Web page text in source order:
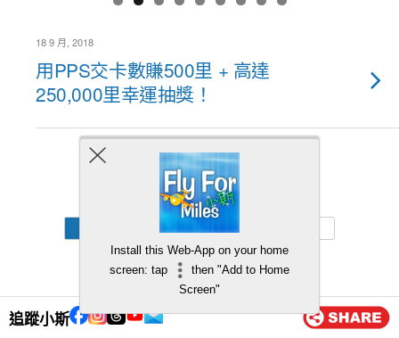
追蹤小斯
18 9 月, 2018
用PPS交卡數賺500里 + 高達
250,000里幸運抽獎！
Back to top
Install this Web-App on your home
screen: tap
then "Add to Home
Screen"